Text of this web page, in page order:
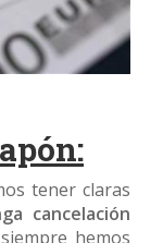
tener claras
cancelación
hemos